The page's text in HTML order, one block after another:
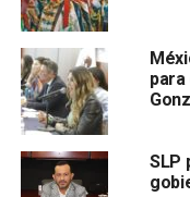
global del bloque
SLP